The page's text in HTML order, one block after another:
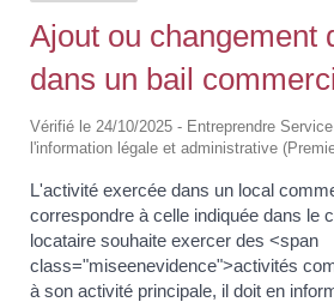
Ajout ou changement
dans un bail
Vérifié le 24/10/2025 - Entreprendre
l'information légale et administrative
L'activité exercée dans un local
correspondre à celle indiquée dans le
locataire souhaite exercer des <span
class="miseenevidence">activités
à son activité principale, il doit en